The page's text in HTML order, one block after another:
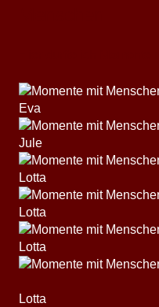
Eva
Jule
Lotta
Lotta
Lotta
Lotta